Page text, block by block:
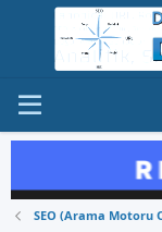
SEO (Arama Motoru